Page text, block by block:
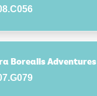
Borealis Adventures